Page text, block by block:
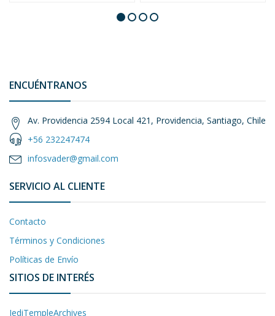
ENCUÉNTRANOS
Av. Providencia 2594 Local 421, Providencia, Santiago, Chile
+56 232247474
infosvader@gmail.com
SERVICIO AL CLIENTE
Contacto
Términos y Condiciones
Políticas de Envío
SITIOS DE INTERÉS
JediTempleArchives